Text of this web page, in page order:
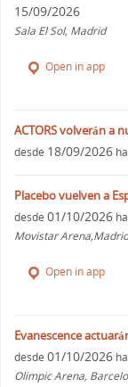
15/09/2026
Sala El Sol, Madrid
Open in app
ACTORS volverán a
desde 18/09/2026
Placebo vuelven a
desde 01/10/2026
Movistar
Open in app
Evanescence
desde 01/10/2026
Olimpic Arena,